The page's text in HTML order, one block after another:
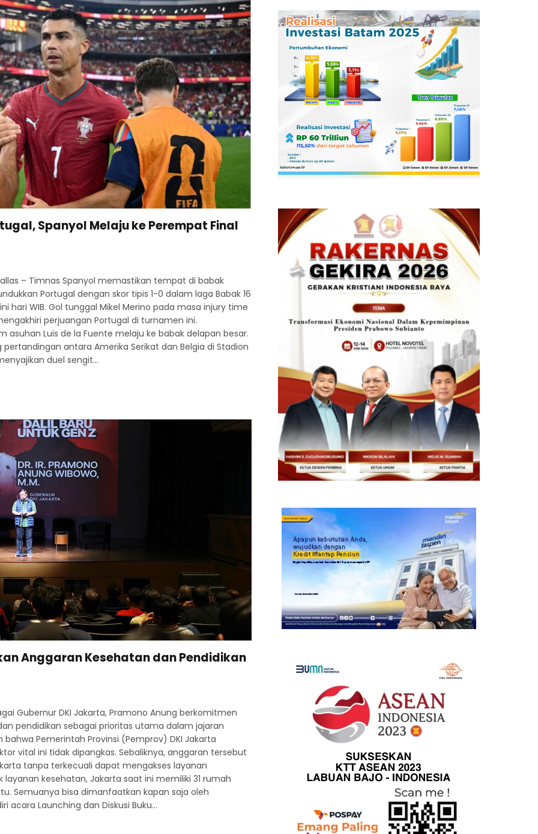
Spanyol Melaju ke Perempat Final
– Timnas Spanyol memastikan tempat di babak
Portugal dengan skor tipis 1-0 dalam laga Babak 16
hari WIB. Gol tunggal Mikel Merino pada masa injury time
perjuangan Portugal di turnamen ini.
Luis de la Fuente melaju ke babak delapan besar.
antara Amerika Serikat dan Belgia di Stadion
duel sengit…
Anggaran Kesehatan dan Pendidikan
Gubernur DKI Jakarta, Pramono Anung berkomitmen
pendidikan sebagai prioritas utama dalam jajaran
Pemerintah Provinsi (Pemprov) DKI Jakarta
vital ini tidak dipangkas. Sebaliknya, anggaran tersebut
tanpa terkecuali dapat mengakses layanan
kesehatan, Jakarta saat ini memiliki 31 rumah
Semuanya bisa dimanfaatkan kapan saja oleh
acara Launching dan Diskusi Buku…